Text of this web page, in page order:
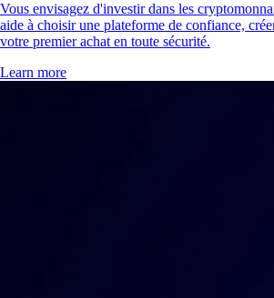
Vous envisagez d'investir dans les
aide à choisir une plateforme de confiance,
votre premier achat en toute sécurité.
Learn more